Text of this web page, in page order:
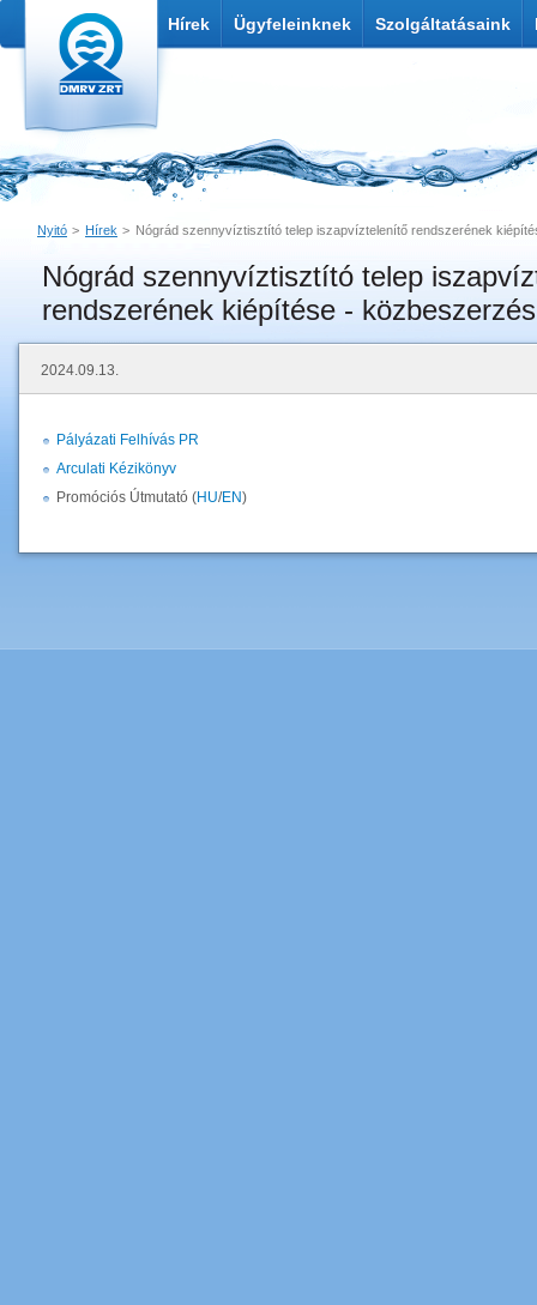
Hírek Ügyfeleinknek Szolgáltatásaink
Nyitó Hírek Nógrád szennyvíztisztító telep iszapvíztelenítő rendszerének
Nógrád szennyvíztisztító telep
rendszerének kiépítése -
Link küldése
Nyomtatás
2024.09.13.
Pályázati Felhívás PR
Arculati Kézikönyv
Promóciós Útmutató (HU/EN)